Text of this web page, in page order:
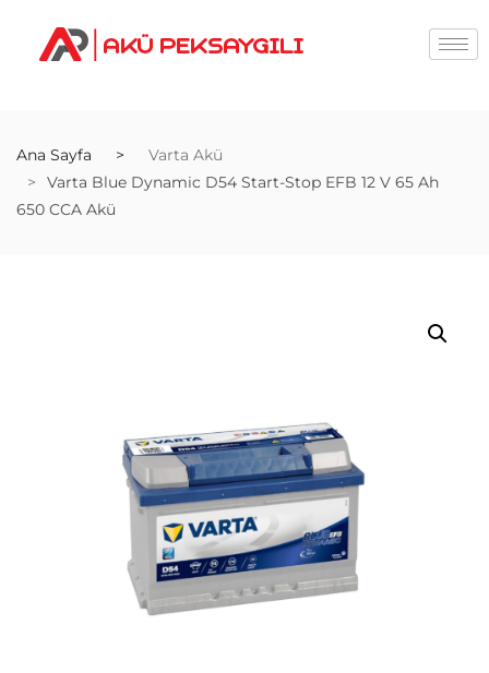
Ana Sayfa
Varta Akü
Varta Blue Dynamic D54 Start-Stop EFB 12 V 65 Ah
650 CCA Akü